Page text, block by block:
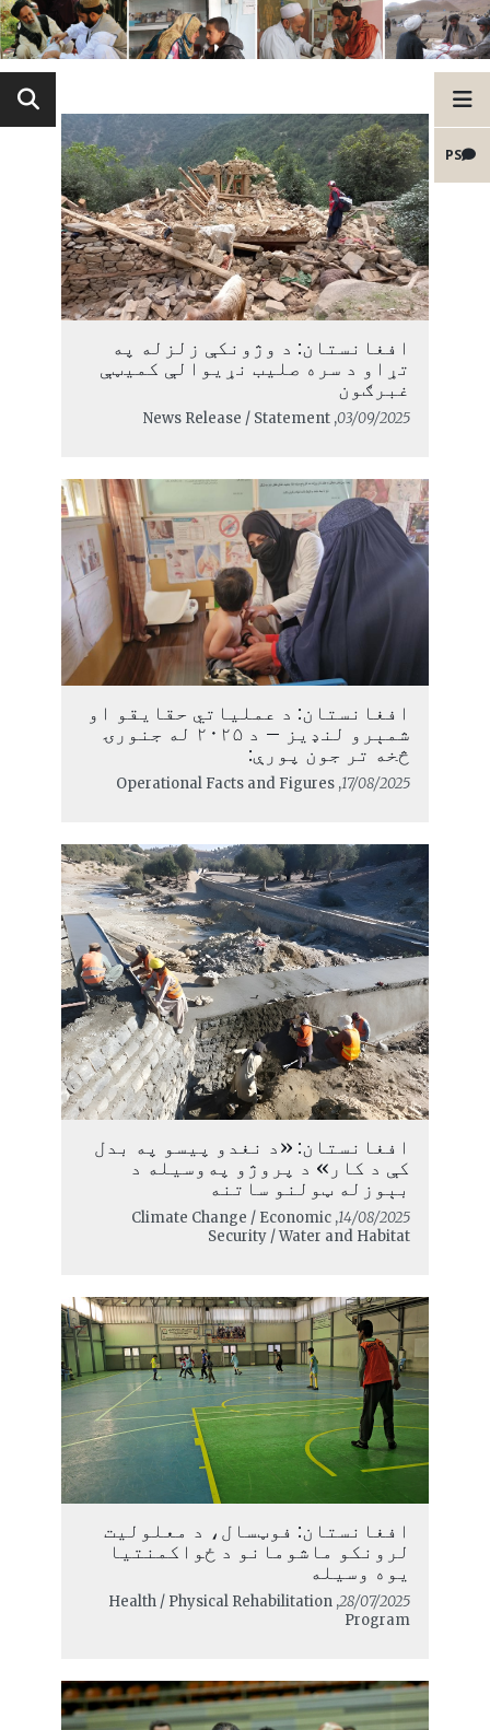
PS
افغانستان: د وژونکې زلزله په
تړاو د سره صلیب نړیوالې کمیټې
غبرګون
03/09/2025
, News Release / Statement
افغانستان: د عملياتي حقایقو او
شمېرو لنډيز – د ۲۰۲۵ له جنورۍ
څخه تر جون پورې:
17/08/2025
, Operational Facts and Figures
افغانستان: «د نغدو پیسو په بدل
کې د کار» د پروژو په‌وسیله د
بېوزله ټولنو ساتنه
14/08/2025
, Climate Change / Economic
Security / Water and Habitat
افغانستان: فوټسال، د معلولیت
لرونکو ماشومانو د ځواکمنتیا
یوه وسیله
28/07/2025
, Health / Physical Rehabilitation
Program